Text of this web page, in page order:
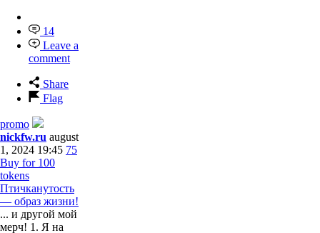
14
Leave a
comment
Share
Flag
promo
nickfw.ru august
1, 2024 19:45 75
Buy for 100
tokens
Птичканутость
— образ жизни!
... и другой мой
мерч! 1. Я на